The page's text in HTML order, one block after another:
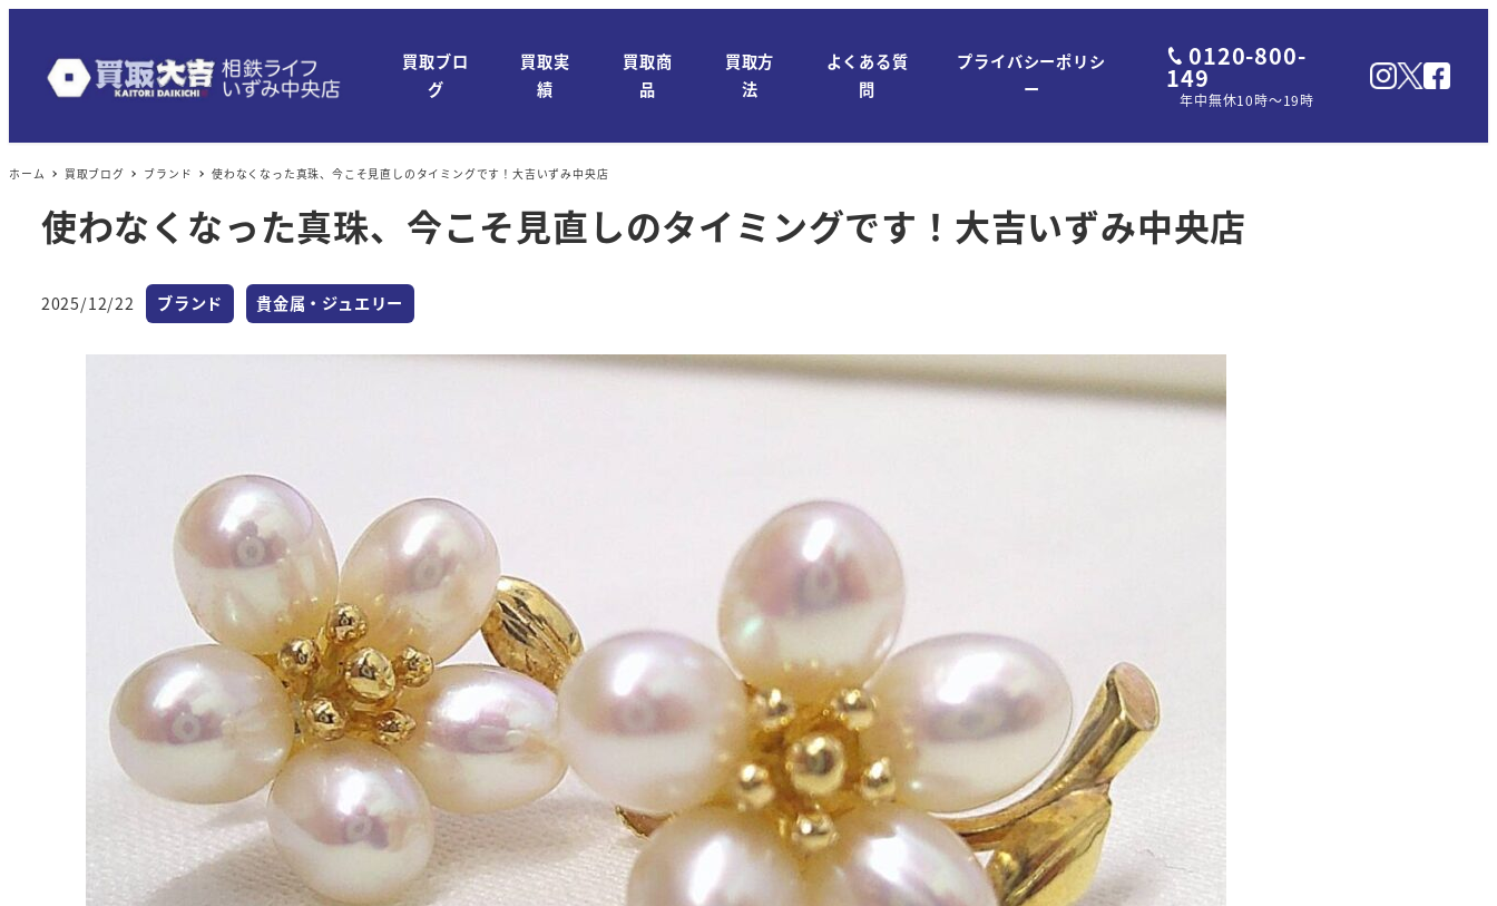
買取ブロ
グ
買取実
績
買取商
品
買取方
法
よくある質
問
プライバシーポリシ
ー
0120-800-
149
年中無休10時～19時
ホーム 買取ブログ ブランド 使わなくなった真珠、今こそ見直しのタイミングです！大吉いずみ中央店
使わなくなった真珠、今こそ見直しのタイミングです！大吉いずみ中央店
投稿日
2025/12/22 カテゴリー
ブランド カテゴリー
貴金属・ジュエリー